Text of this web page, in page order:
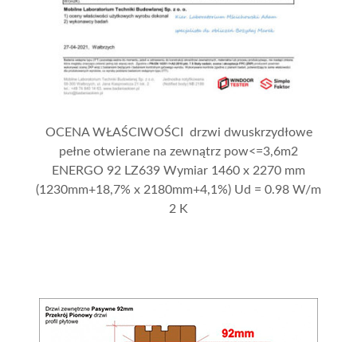
OCENA WŁAŚCIWOŚCI drzwi dwuskrzydłowe
pełne otwierane na zewnątrz pow<=3,6m2
ENERGO 92 LZ639 Wymiar 1460 x 2270 mm
(1230mm+18,7% x 2180mm+4,1%) Ud = 0.98 W/m
2 K